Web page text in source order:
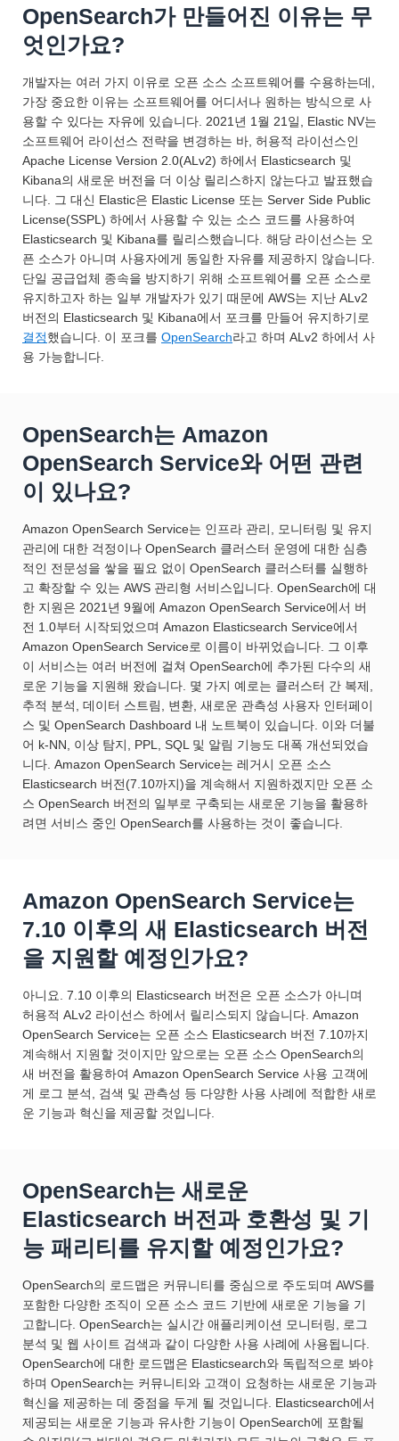
OpenSearch가 만들어진 이유는 무
엇인가요?
개발자는 여러 가지 이유로 오픈 소스 소프트웨어를 수용하는데,
가장 중요한 이유는 소프트웨어를 어디서나 원하는 방식으로 사
용할 수 있다는 자유에 있습니다. 2021년 1월 21일, Elastic NV는
소프트웨어 라이선스 전략을 변경하는 바, 허용적 라이선스인
Apache License Version 2.0(ALv2) 하에서 Elasticsearch 및
Kibana의 새로운 버전을 더 이상 릴리스하지 않는다고 발표했습
니다. 그 대신 Elastic은 Elastic License 또는 Server Side Public
License(SSPL) 하에서 사용할 수 있는 소스 코드를 사용하여
Elasticsearch 및 Kibana를 릴리스했습니다. 해당 라이선스는 오
픈 소스가 아니며 사용자에게 동일한 자유를 제공하지 않습니다.
단일 공급업체 종속을 방지하기 위해 소프트웨어를 오픈 소스로
유지하고자 하는 일부 개발자가 있기 때문에 AWS는 지난 ALv2
버전의 Elasticsearch 및 Kibana에서 포크를 만들어 유지하기로
결정했습니다. 이 포크를 OpenSearch라고 하며 ALv2 하에서 사
용 가능합니다.
OpenSearch는 Amazon
OpenSearch Service와 어떤 관련
이 있나요?
Amazon OpenSearch Service는 인프라 관리, 모니터링 및 유지
관리에 대한 걱정이나 OpenSearch 클러스터 운영에 대한 심층
적인 전문성을 쌓을 필요 없이 OpenSearch 클러스터를 실행하
고 확장할 수 있는 AWS 관리형 서비스입니다. OpenSearch에 대
한 지원은 2021년 9월에 Amazon OpenSearch Service에서 버
전 1.0부터 시작되었으며 Amazon Elasticsearch Service에서
Amazon OpenSearch Service로 이름이 바뀌었습니다. 그 이후
이 서비스는 여러 버전에 걸쳐 OpenSearch에 추가된 다수의 새
로운 기능을 지원해 왔습니다. 몇 가지 예로는 클러스터 간 복제,
추적 분석, 데이터 스트림, 변환, 새로운 관측성 사용자 인터페이
스 및 OpenSearch Dashboard 내 노트북이 있습니다. 이와 더불
어 k-NN, 이상 탐지, PPL, SQL 및 알림 기능도 대폭 개선되었습
니다. Amazon OpenSearch Service는 레거시 오픈 소스
Elasticsearch 버전(7.10까지)을 계속해서 지원하겠지만 오픈 소
스 OpenSearch 버전의 일부로 구축되는 새로운 기능을 활용하
려면 서비스 중인 OpenSearch를 사용하는 것이 좋습니다.
Amazon OpenSearch Service는
7.10 이후의 새 Elasticsearch 버전
을 지원할 예정인가요?
아니요. 7.10 이후의 Elasticsearch 버전은 오픈 소스가 아니며
허용적 ALv2 라이선스 하에서 릴리스되지 않습니다. Amazon
OpenSearch Service는 오픈 소스 Elasticsearch 버전 7.10까지
계속해서 지원할 것이지만 앞으로는 오픈 소스 OpenSearch의
새 버전을 활용하여 Amazon OpenSearch Service 사용 고객에
게 로그 분석, 검색 및 관측성 등 다양한 사용 사례에 적합한 새로
운 기능과 혁신을 제공할 것입니다.
OpenSearch는 새로운
Elasticsearch 버전과 호환성 및 기
능 패리티를 유지할 예정인가요?
OpenSearch의 로드맵은 커뮤니티를 중심으로 주도되며 AWS를
포함한 다양한 조직이 오픈 소스 코드 기반에 새로운 기능을 기
고합니다. OpenSearch는 실시간 애플리케이션 모니터링, 로그
분석 및 웹 사이트 검색과 같이 다양한 사용 사례에 사용됩니다.
OpenSearch에 대한 로드맵은 Elasticsearch와 독립적으로 봐야
하며 OpenSearch는 커뮤니티와 고객이 요청하는 새로운 기능과
혁신을 제공하는 데 중점을 두게 될 것입니다. Elasticsearch에서
제공되는 새로운 기능과 유사한 기능이 OpenSearch에 포함될